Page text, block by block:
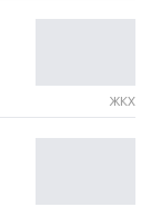
ЖКХ